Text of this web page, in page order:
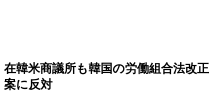
在韓米商議所も韓国の労働組合法改正
案に反対